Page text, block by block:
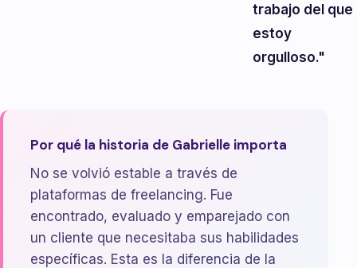
trabajo del que
estoy
orgulloso."
Por qué la historia de Gabrielle importa
No se volvió estable a través de
plataformas de freelancing. Fue
encontrado, evaluado y emparejado con
un cliente que necesitaba sus habilidades
específicas. Esta es la diferencia de la